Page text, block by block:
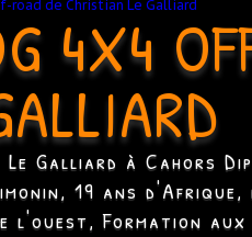
4X4
Galliard à Cahors
19 ans
l'ouest, Formation